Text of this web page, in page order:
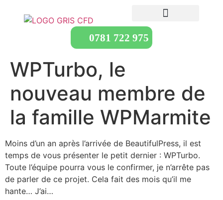
0781 722 975
WPTurbo, le
nouveau membre de
la famille WPMarmite
Moins d’un an après l’arrivée de BeautifulPress, il est
temps de vous présenter le petit dernier : WPTurbo.
Toute l’équipe pourra vous le confirmer, je n’arrête pas
de parler de ce projet. Cela fait des mois qu’il me
hante… J’ai…